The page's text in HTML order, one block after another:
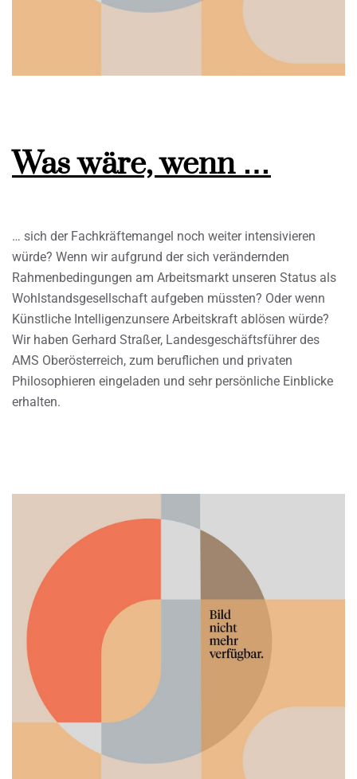
Was wäre, wenn …
… sich der Fachkräftemangel noch weiter intensivieren
würde? Wenn wir aufgrund der sich verändernden
Rahmenbedingungen am Arbeitsmarkt unseren Status als
Wohlstandsgesellschaft aufgeben müssten? Oder wenn
Künstliche Intelligenzunsere Arbeitskraft ablösen würde?
Wir haben Gerhard Straßer, Landesgeschäftsführer des
AMS Oberösterreich, zum beruflichen und privaten
Philosophieren eingeladen und sehr persönliche Einblicke
erhalten.